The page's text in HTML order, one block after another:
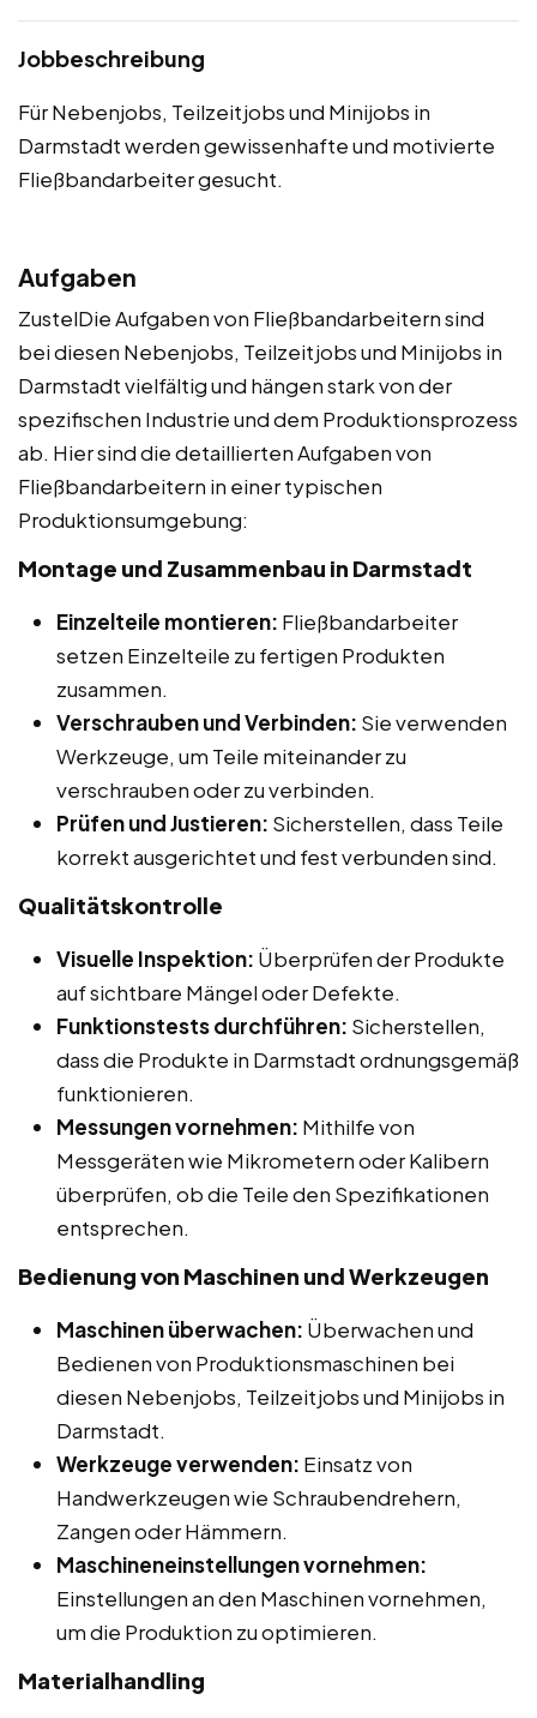
Jobbeschreibung
Für Nebenjobs, Teilzeitjobs und Minijobs in
Darmstadt werden gewissenhafte und motivierte
Fließbandarbeiter gesucht.
Aufgaben
ZustelDie Aufgaben von Fließbandarbeitern sind
bei diesen Nebenjobs, Teilzeitjobs und Minijobs in
Darmstadt vielfältig und hängen stark von der
spezifischen Industrie und dem Produktionsprozess
ab. Hier sind die detaillierten Aufgaben von
Fließbandarbeitern in einer typischen
Produktionsumgebung:
Montage und Zusammenbau in Darmstadt
Einzelteile montieren: Fließbandarbeiter
setzen Einzelteile zu fertigen Produkten
zusammen.
Verschrauben und Verbinden: Sie verwenden
Werkzeuge, um Teile miteinander zu
verschrauben oder zu verbinden.
Prüfen und Justieren: Sicherstellen, dass Teile
korrekt ausgerichtet und fest verbunden sind.
Qualitätskontrolle
Visuelle Inspektion: Überprüfen der Produkte
auf sichtbare Mängel oder Defekte.
Funktionstests durchführen: Sicherstellen,
dass die Produkte in Darmstadt ordnungsgemäß
funktionieren.
Messungen vornehmen: Mithilfe von
Messgeräten wie Mikrometern oder Kalibern
überprüfen, ob die Teile den Spezifikationen
entsprechen.
Bedienung von Maschinen und Werkzeugen
Maschinen überwachen: Überwachen und
Bedienen von Produktionsmaschinen bei
diesen Nebenjobs, Teilzeitjobs und Minijobs in
Darmstadt.
Werkzeuge verwenden: Einsatz von
Handwerkzeugen wie Schraubendrehern,
Zangen oder Hämmern.
Maschineneinstellungen vornehmen:
Einstellungen an den Maschinen vornehmen,
um die Produktion zu optimieren.
Materialhandling